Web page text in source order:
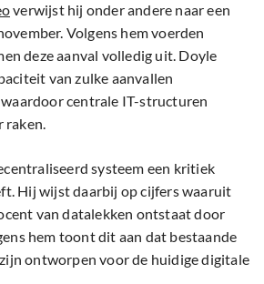
verwijst hij onder andere naar een
Volgens hem voerden
deze aanval volledig uit. Doyle
van zulke aanvallen
centrale IT-structuren
raken.
systeem een kritiek
Hij wijst daarbij op cijfers waaruit
van datalekken ontstaat door
hem toont dit aan dat bestaande
ontworpen voor de huidige digitale